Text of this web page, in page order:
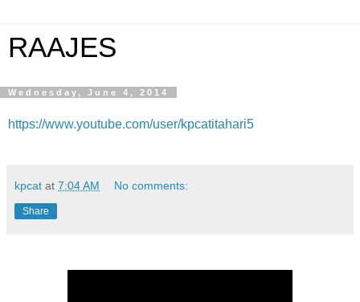
RAAJES
Wednesday, June 4, 2014
https://www.youtube.com/user/kpcatitahari5
kpcat at 7:04 AM No comments:
Share